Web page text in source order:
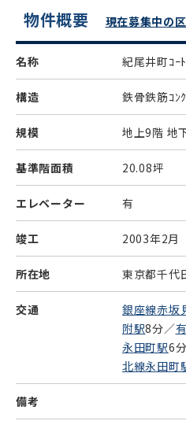
物件概要 現在募集中の
名称 紀尾井町ｺｰﾄ
構造 鉄骨鉄筋ｺﾝ
規模 地上9階 地
基準階面積 20.08坪
エレベーター 有
竣工 2003年2月
所在地 東京都千代
交通 銀座線赤坂
附駅8分／
永田町駅6
北線永田町
備考